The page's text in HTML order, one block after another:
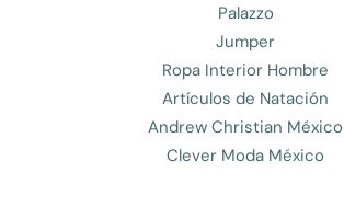
Palazzo
Jumper
Ropa Interior Hombre
Artículos de Natación
Andrew Christian México
Clever Moda México